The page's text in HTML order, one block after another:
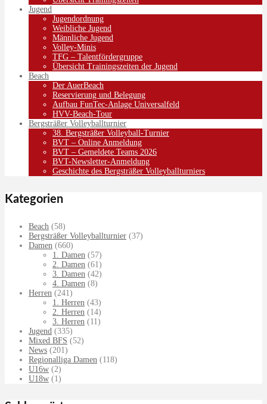
Jugend
Jugendordnung
Weibliche Jugend
Männliche Jugend
Volley-Minis
TFG – Talentfördergruppe
Übersicht Trainingszeiten der Jugend
Beach
Der AuerBeach
Reservierung und Belegung
Aufbau FunTec-Anlage Universalfeld
HVV-Beach-Tour
Bergsträßer Volleyballturnier
38. Bergsträßer Volleyball-Turnier
BVT – Online Anmeldung
BVT – Gemeldete Teams 2026
BVT-Newsletter-Anmeldung
Geschichte des Bergsträßer Volleyballturniers
Kategorien
Beach (58)
Bergsträßer Volleyballturnier (37)
Damen (660)
1. Damen (57)
2. Damen (61)
3. Damen (42)
4. Damen (8)
Herren (241)
1. Herren (43)
2. Herren (14)
3. Herren (11)
Jugend (335)
Mixed BFS (52)
News (201)
Regionalliga Damen (118)
U16w (2)
U18w (1)